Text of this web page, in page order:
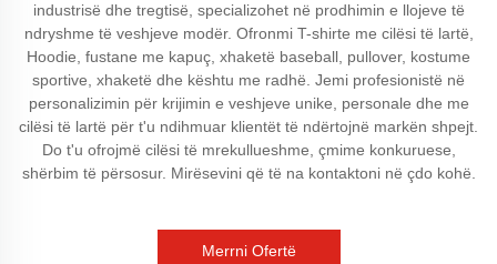
industrisë dhe tregtisë, specializohet në prodhimin e llojeve të
ndryshme të veshjeve modër. Ofronmi T-shirte me cilësi të lartë,
Hoodie, fustane me kapuç, xhaketë baseball, pullover, kostume
sportive, xhaketë dhe kështu me radhë. Jemi profesionistë në
personalizimin për krijimin e veshjeve unike, personale dhe me
cilësi të lartë për t'u ndihmuar klientët të ndërtojnë markën shpejt.
Do t'u ofrojmë cilësi të mrekullueshme, çmime konkuruese,
shërbim të përsosur. Mirësevini që të na kontaktoni në çdo kohë.
Merrni Ofertë